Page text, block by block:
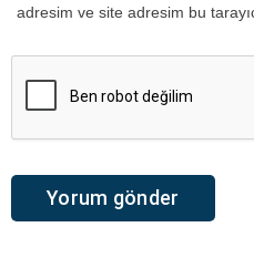
adresim ve site adresim bu